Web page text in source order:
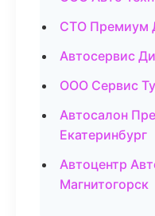
СТО Премиум
Автосервис
ООО Сервис
Автосалон
Екатеринбург
Автоцентр
Магнитогорск